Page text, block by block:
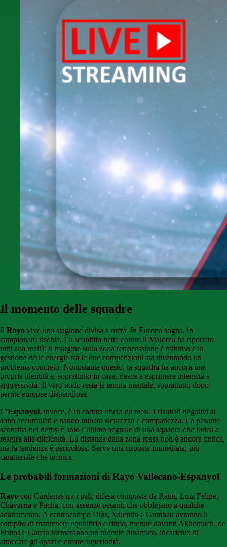
Il momento delle squadre
Il Rayo vive una stagione divisa a metà. In Europa sogna, in
campionato rischia. La sconfitta netta contro il Maiorca ha riportato
tutti alla realtà: il margine sulla zona retrocessione è minimo e la
gestione delle energie tra le due competizioni sta diventando un
problema concreto. Nonostante questo, la squadra ha ancora una
propria identità e, soprattutto in casa, riesce a esprimere intensità e
aggressività. Il vero nodo resta la tenuta mentale, soprattutto dopo
partite europee dispendiose.
L’Espanyol, invece, è in caduta libera da mesi. I risultati negativi si
sono accumulati e hanno minato sicurezza e compattezza. La pesante
sconfitta nel derby è solo l’ultimo segnale di una squadra che fatica a
reagire alle difficoltà. La distanza dalla zona rossa non è ancora critica,
ma la tendenza è pericolosa. Serve una risposta immediata, più
caratteriale che tecnica.
Le probabili formazioni di Rayo Vallecano-Espanyol
Rayo con Cardenas tra i pali, difesa composta da Ratiu, Luiz Felipe,
Chavarria e Pacha, con assenze pesanti che obbligano a qualche
adattamento. A centrocampo Diaz, Valentin e Gumbau avranno il
compito di mantenere equilibrio e ritmo, mentre davanti Akhomach, de
Frutos e Garcia formeranno un tridente dinamico, incaricato di
attaccare gli spazi e creare superiorità.